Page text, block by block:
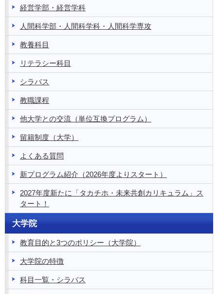
経営学部・経営学科
人間科学部・人間科学科・人間科学専攻
教養科目
リテラシー科目
シラバス
教職課程
他大学との交流（単位互換プログラム）
留籍制度（大学）
よくある質問
新プログラム紹介（2026年度よりスタート）
2027年度新たに「タカチホ・未来共創カリキュラム」ス
タート！
大学院
教育目的と3つのポリシー（大学院）
大学院の特徴
科目一覧・シラバス